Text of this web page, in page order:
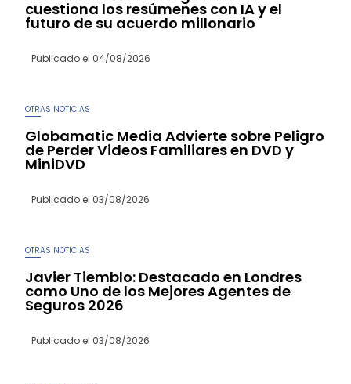
cuestiona los resúmenes con IA y el
futuro de su acuerdo millonario
Publicado el 04/08/2026
OTRAS NOTICIAS
Globamatic Media Advierte sobre Peligro
de Perder Videos Familiares en DVD y
MiniDVD
Publicado el 03/08/2026
OTRAS NOTICIAS
Javier Tiemblo: Destacado en Londres
como Uno de los Mejores Agentes de
Seguros 2026
Publicado el 03/08/2026